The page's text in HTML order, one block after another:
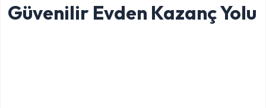
Güvenilir Evden Kazanç Yolu